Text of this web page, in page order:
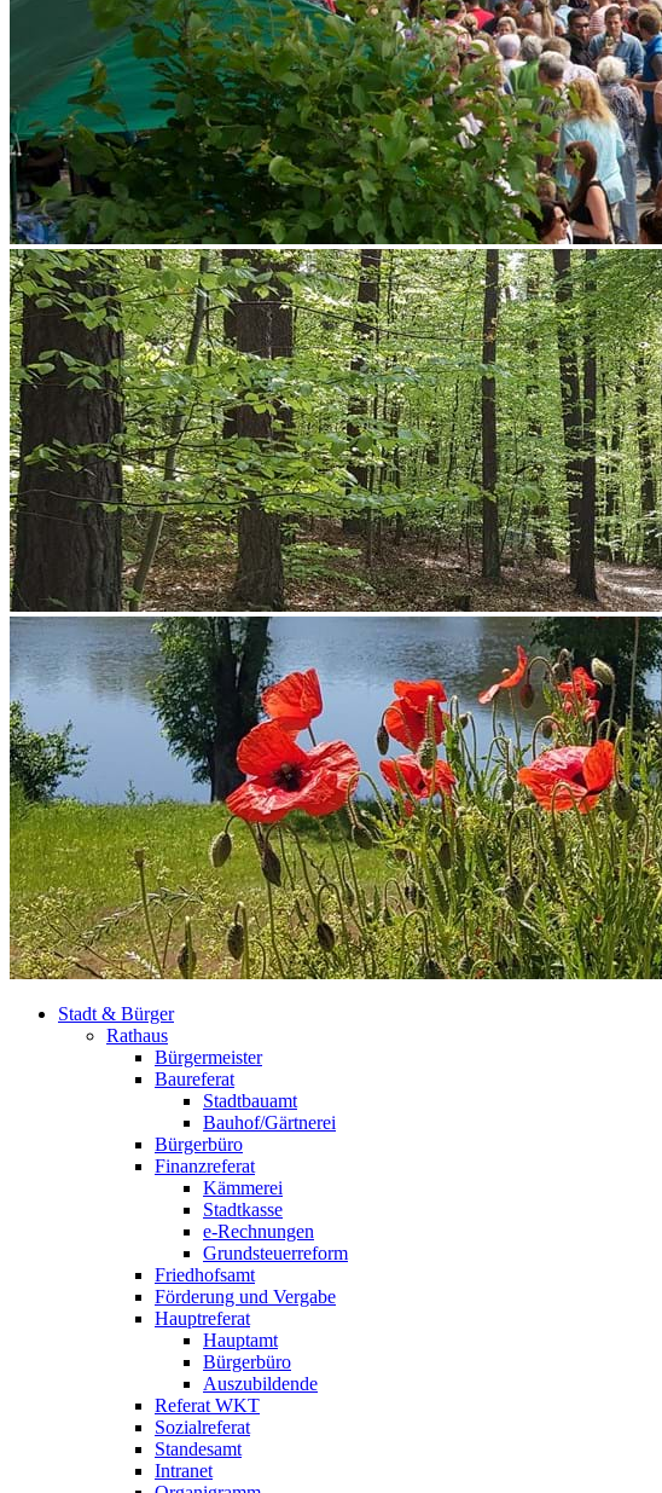
Stadt & Bürger
Rathaus
Bürgermeister
Baureferat
Stadtbauamt
Bauhof/Gärtnerei
Bürgerbüro
Finanzreferat
Kämmerei
Stadtkasse
e-Rechnungen
Grundsteuerreform
Friedhofsamt
Förderung und Vergabe
Hauptreferat
Hauptamt
Bürgerbüro
Auszubildende
Referat WKT
Sozialreferat
Standesamt
Intranet